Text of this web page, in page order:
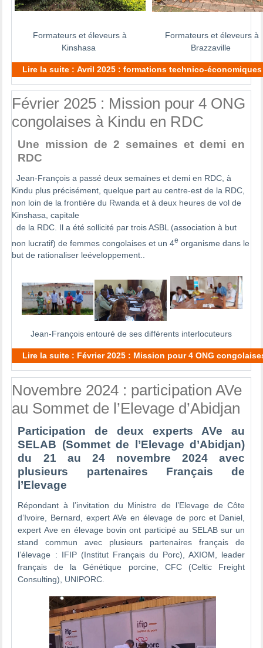
Formateurs et éleveurs à
Kinshasa
Formateurs et éleveurs à
Brazzaville
Lire la suite : Avril 2025 : formations technico-
Février 2025 : Mission pour 4 ONG
congolaises à Kindu en RDC
Une mission de 2 semaines et demi en
RDC
Jean-François a passé deux semaines et demi en RDC, à
Kindu plus précisément, quelque part au centre-est de la RDC,
non loin de la frontière du Rwanda et à deux heures de vol de
Kinshasa, capitale
de la RDC. Il a été sollicité par trois ASBL (association à but
non lucratif) de femmes congolaises et un 4e organisme dans le
but de rationaliser leéveloppement..
Jean-François entouré de ses différents interlocuteurs
Lire la suite : Février 2025 : Mission pour 4 ONG
Novembre 2024 : participation AVe
au Sommet de l’Elevage d’Abidjan
Participation de deux experts AVe au
SELAB (Sommet de l’Elevage d’Abidjan)
du 21 au 24 novembre 2024 avec
plusieurs partenaires Français de
l’Elevage
Répondant à l’invitation du Ministre de l’Elevage de Côte
d’Ivoire, Bernard, expert AVe en élevage de porc et Daniel,
expert Ave en élevage bovin ont participé au SELAB sur un
stand commun avec plusieurs partenaires français de
l’élevage : IFIP (Institut Français du Porc), AXIOM, leader
français de la Génétique porcine, CFC (Celtic Freight
Consulting), UNIPORC.